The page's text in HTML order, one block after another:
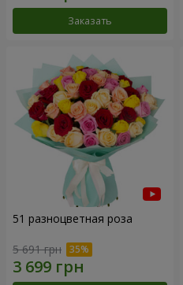
Заказать
51 разноцветная роза
5 691 грн